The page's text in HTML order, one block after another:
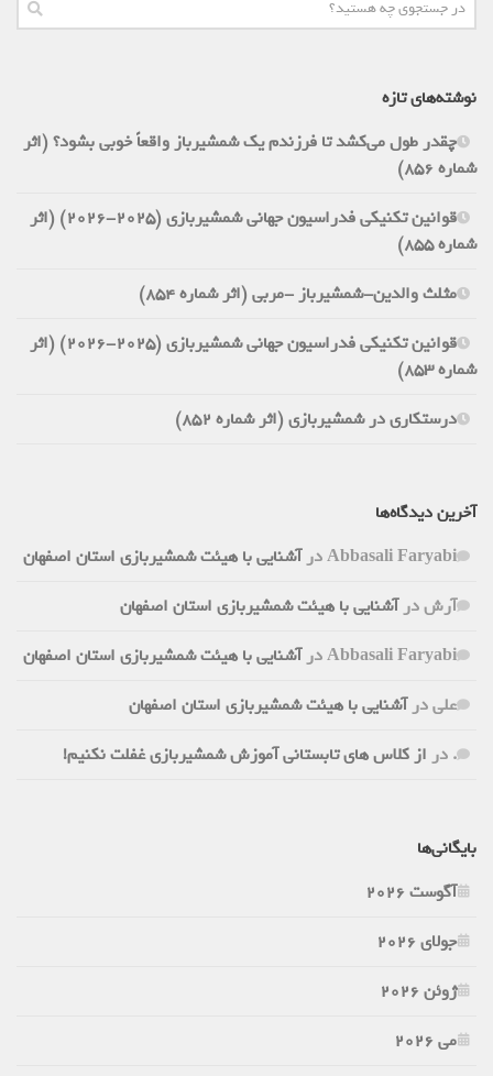
نوشته‌های تازه
چقدر طول می‌کشد تا فرزندم یک شمشیرباز واقعاً خوبی بشود؟ (اثر
شماره 856)
قوانین تکنیکی فدراسیون جهانی شمشیربازی (2025-2026) (اثر
شماره 855)
مثلث والدین-شمشیرباز -مربی (اثر شماره 854)
قوانین تکنیکی فدراسیون جهانی شمشیربازی (2025-2026) (اثر
شماره 853)
درستکاری در شمشیربازی (اثر شماره 852)
آخرین دیدگاه‌ها
Abbasali Faryabiدرآشنایی با هیئت شمشیربازی استان اصفهان
آرشدرآشنایی با هیئت شمشیربازی استان اصفهان
Abbasali Faryabiدرآشنایی با هیئت شمشیربازی استان اصفهان
علیدرآشنایی با هیئت شمشیربازی استان اصفهان
.دراز کلاس های تابستانی آموزش شمشیربازی غفلت نکنیم!
بایگانی‌ها
آگوست 2026
جولای 2026
ژوئن 2026
می 2026